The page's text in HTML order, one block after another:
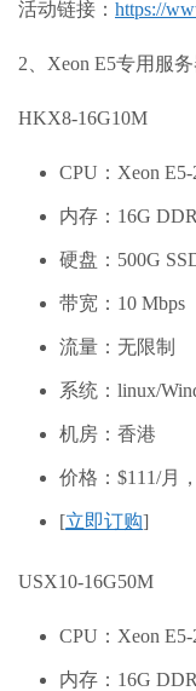
活动链接： https://
2、Xeon E5专用服
HKX8-16G10M
CPU：Xeon E5-
内存：16G
硬盘：500G
带宽：10 Mbps
流量：无限制
系统：linux/
机房：香港
价格：$111/月，
[立即订购]
USX10-16G50M
CPU：Xeon E5-
内存：16G